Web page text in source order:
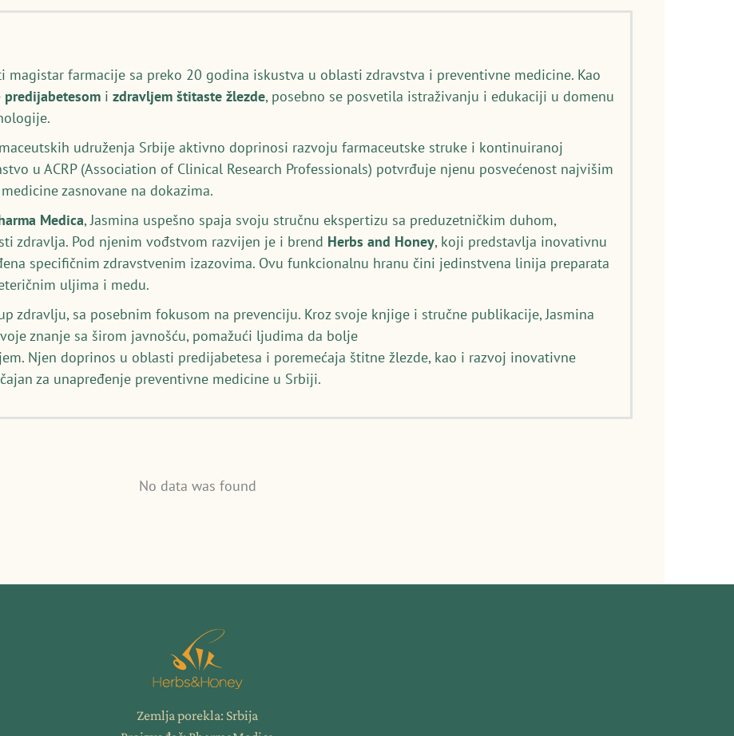
magistar farmacije sa preko 20 godina iskustva u oblasti zdravstva i preventivne medicine. Kao
predijabetesom i zdravljem štitaste žlezde, posebno se posvetila istraživanju i edukaciji u domenu
udruženja Srbije aktivno doprinosi razvoju farmaceutske struke i kontinuiranoj
u ACRP (Association of Clinical Research Professionals) potvrđuje njenu posvećenost najvišim
zasnovane na dokazima.
Medica, Jasmina uspešno spaja svoju stručnu ekspertizu sa preduzetničkim duhom,
zdravlja. Pod njenim vođstvom razvijen je i brend Herbs and Honey, koji predstavlja inovativnu
specifičnim zdravstvenim izazovima. Ovu funkcionalnu hranu čini jedinstvena linija preparata
uljima i medu.
zdravlju, sa posebnim fokusom na prevenciju. Kroz svoje knjige i stručne publikacije, Jasmina
znanje sa širom javnošću, pomažući ljudima da bolje
Njen doprinos u oblasti predijabetesa i poremećaja štitne žlezde, kao i razvoj inovativne
za unapređenje preventivne medicine u Srbiji.
No data was found
Zemlja porekla: Srbija